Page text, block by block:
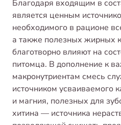
Благодаря входящим в
является ценным
необходимого в рационе
а также полезных жирных
благотворно влияют на
питомца. В дополнение к
макронутриентам смесь
источником усваиваемого
и магния, полезных для
хитина — источника